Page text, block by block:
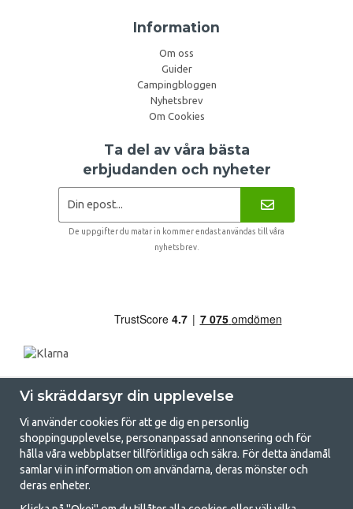
Information
Om oss
Guider
Campingbloggen
Nyhetsbrev
Om Cookies
Ta del av våra bästa
erbjudanden och nyheter
De uppgifter du matar in kommer endast användas till våra
nyhetsbrev.
GetCamping.se - Din butik för camping
och uteliv
Vi skräddarsyr din upplevelse
Vi använder cookies för att ge dig en personlig
shoppingupplevelse, personanpassad annonsering och för
hålla våra webbplatser tillförlitliga och säkra. För detta ändamål
samlar vi in information om användarna, deras mönster och
deras enheter.